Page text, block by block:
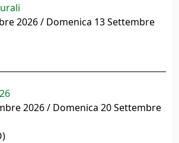
2026 / Domenica 13 Settembre
2026 / Domenica 20 Settembre